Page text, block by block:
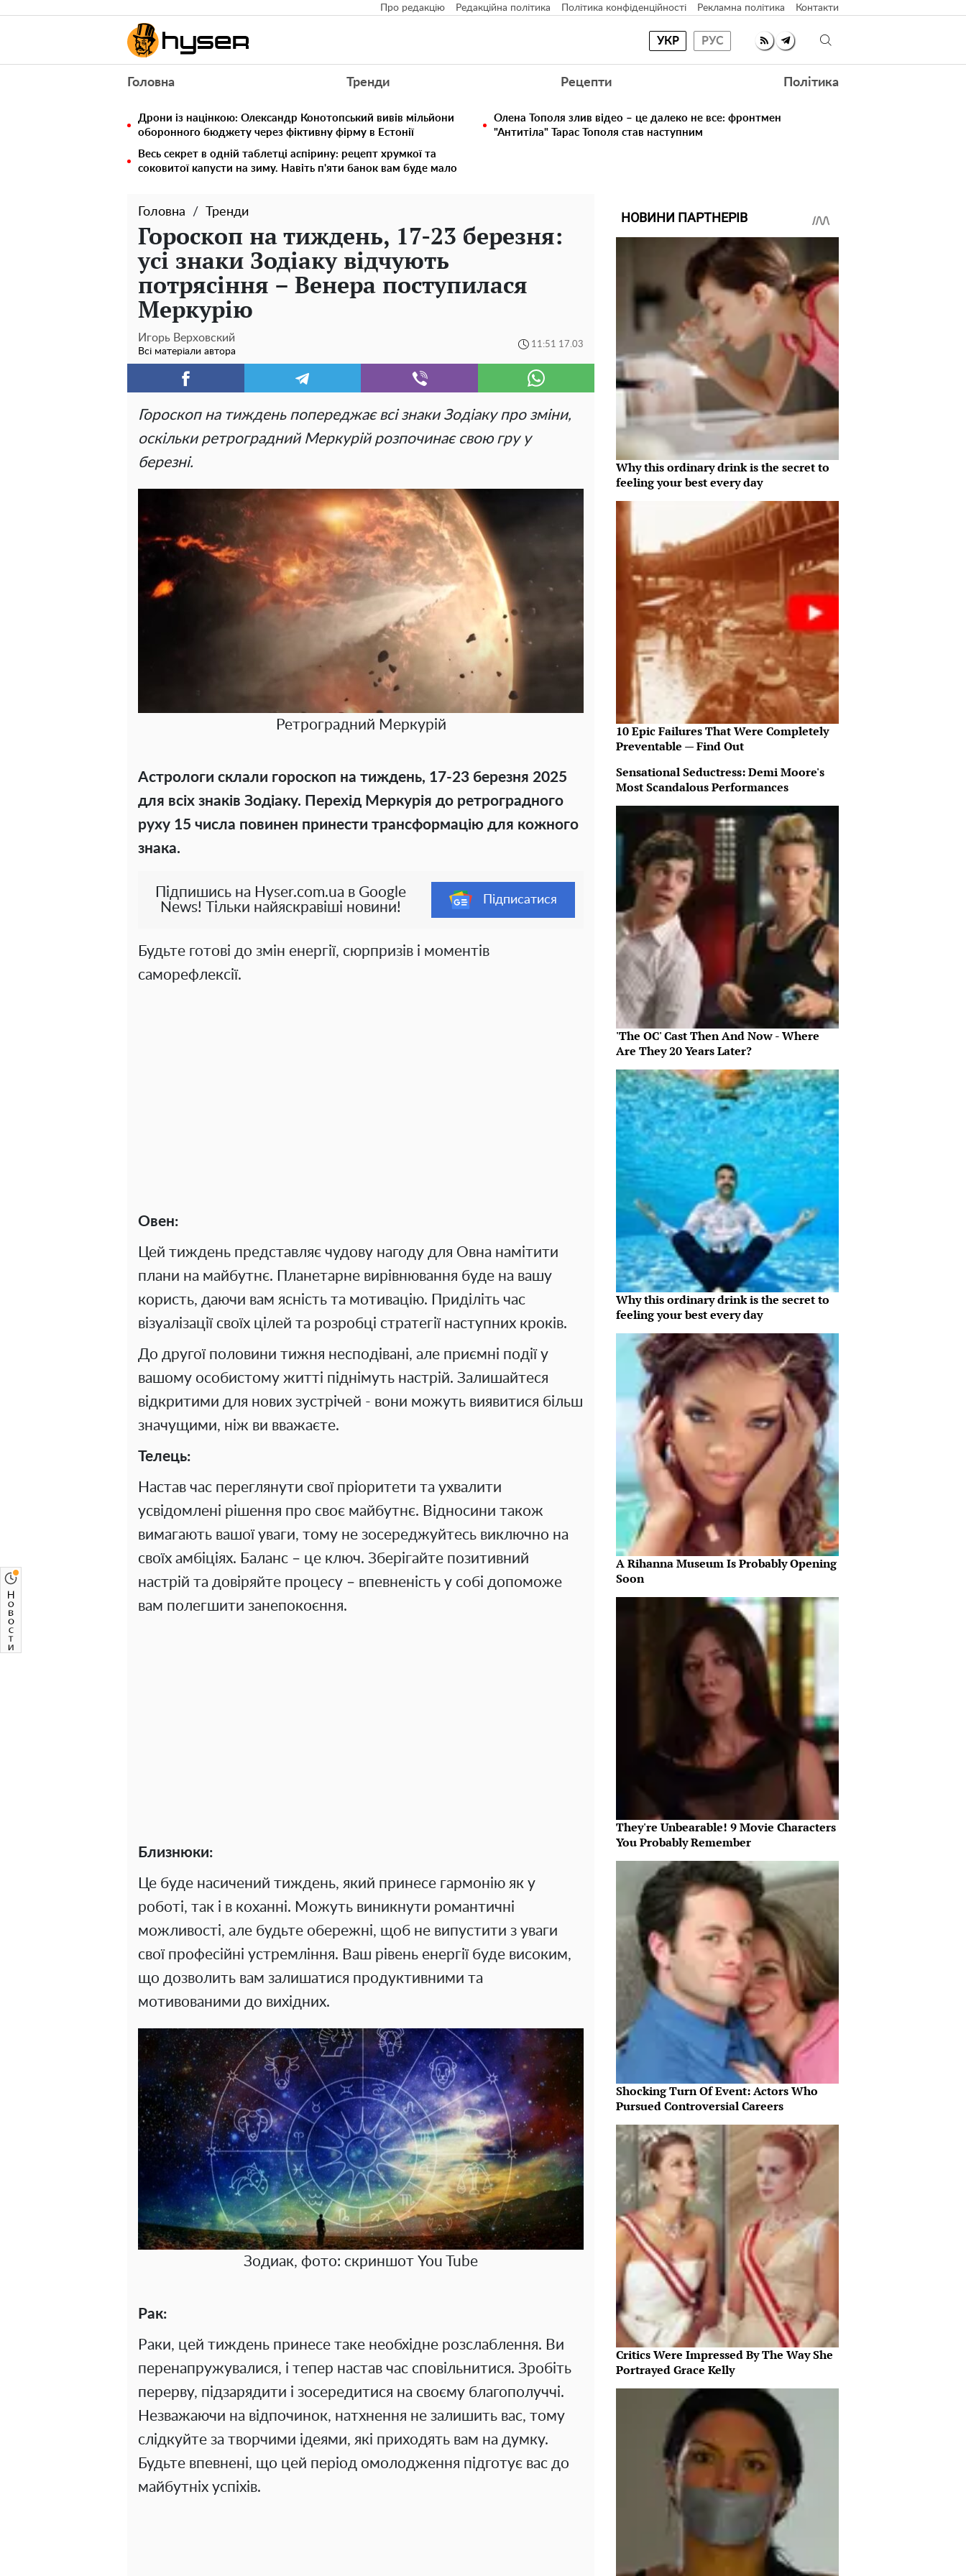
Про редакцію Редакційна політика Політика конфіденційності Рекламна політика Контакти
УКР РУС
Головна Тренди Рецепти Політика
Дрони із націнкою: Олександр Конотопський вивів мільйони
оборонного бюджету через фіктивну фірму в Естонії
Олена Тополя злив відео – це далеко не все: фронтмен
"Антитіла" Тарас Тополя став наступним
Весь секрет в одній таблетці аспірину: рецепт хрумкої та
соковитої капусти на зиму. Навіть п'яти банок вам буде мало
Головна Тренди
Гороскоп на тиждень, 17-23 березня:
усі знаки Зодіаку відчують
потрясіння – Венера поступилася
Меркурію
Игорь Верховский
Всі матеріали автора
11:51 17.03
Гороскоп на тиждень попереджає всі знаки Зодіаку про зміни,
оскільки ретроградний Меркурій розпочинає свою гру у
березні.
Ретроградний Меркурій
Астрологи склали гороскоп на тиждень, 17-23 березня 2025
для всіх знаків Зодіаку. Перехід Меркурія до ретроградного
руху 15 числа повинен принести трансформацію для кожного
знака.
Підпишись на Hyser.com.ua в Google
News! Тільки найяскравіші новини!
Підписатися
Будьте готові до змін енергії, сюрпризів і моментів
саморефлексії.
Овен:
Цей тиждень представляє чудову нагоду для Овна намітити
плани на майбутнє. Планетарне вирівнювання буде на вашу
користь, даючи вам ясність та мотивацію. Приділіть час
візуалізації своїх цілей та розробці стратегії наступних кроків.
До другої половини тижня несподівані, але приємні події у
вашому особистому житті піднімуть настрій. Залишайтеся
відкритими для нових зустрічей - вони можуть виявитися більш
значущими, ніж ви вважаєте.
Телець:
Настав час переглянути свої пріоритети та ухвалити
усвідомлені рішення про своє майбутнє. Відносини також
вимагають вашої уваги, тому не зосереджуйтесь виключно на
своїх амбіціях. Баланс – це ключ. Зберігайте позитивний
настрій та довіряйте процесу – впевненість у собі допоможе
вам полегшити занепокоєння.
Близнюки:
Це буде насичений тиждень, який принесе гармонію як у
роботі, так і в коханні. Можуть виникнути романтичні
можливості, але будьте обережні, щоб не випустити з уваги
свої професійні устремління. Ваш рівень енергії буде високим,
що дозволить вам залишатися продуктивними та
мотивованими до вихідних.
Зодиак, фото: скриншот You Tube
Рак:
Раки, цей тиждень принесе таке необхідне розслаблення. Ви
перенапружувалися, і тепер настав час сповільнитися. Зробіть
перерву, підзарядити і зосередитися на своєму благополуччі.
Незважаючи на відпочинок, натхнення не залишить вас, тому
слідкуйте за творчими ідеями, які приходять вам на думку.
Будьте впевнені, що цей період омолодження підготує вас до
майбутніх успіхів.
НОВИНИ ПАРТНЕРІВ
Why this ordinary drink is the secret to
feeling your best every day
10 Epic Failures That Were Completely
Preventable — Find Out
Sensational Seductress: Demi Moore's
Most Scandalous Performances
'The OC' Cast Then And Now - Where
Are They 20 Years Later?
Why this ordinary drink is the secret to
feeling your best every day
A Rihanna Museum Is Probably Opening
Soon
They're Unbearable! 9 Movie Characters
You Probably Remember
Shocking Turn Of Event: Actors Who
Pursued Controversial Careers
Critics Were Impressed By The Way She
Portrayed Grace Kelly